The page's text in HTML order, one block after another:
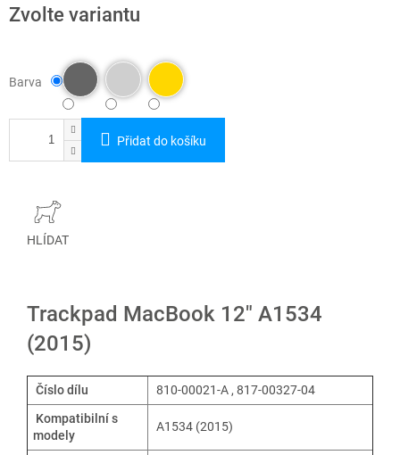
cena:
Zvolte variantu
Barva
Přidat do košíku
HLÍDAT
Trackpad MacBook 12" A1534
(2015)
Číslo dílu
810-00021-A , 817-00327-04
Kompatibilní s
modely
A1534 (2015)